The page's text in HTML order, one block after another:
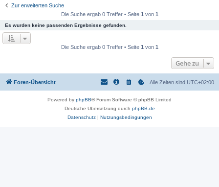
Zur erweiterten Suche
Die Suche ergab 0 Treffer • Seite 1 von 1
Es wurden keine passenden Ergebnisse gefunden.
Die Suche ergab 0 Treffer • Seite 1 von 1
Gehe zu
Foren-Übersicht Alle Zeiten sind UTC+02:00
Powered by phpBB® Forum Software © phpBB Limited
Deutsche Übersetzung durch phpBB.de
Datenschutz| Nutzungsbedingungen